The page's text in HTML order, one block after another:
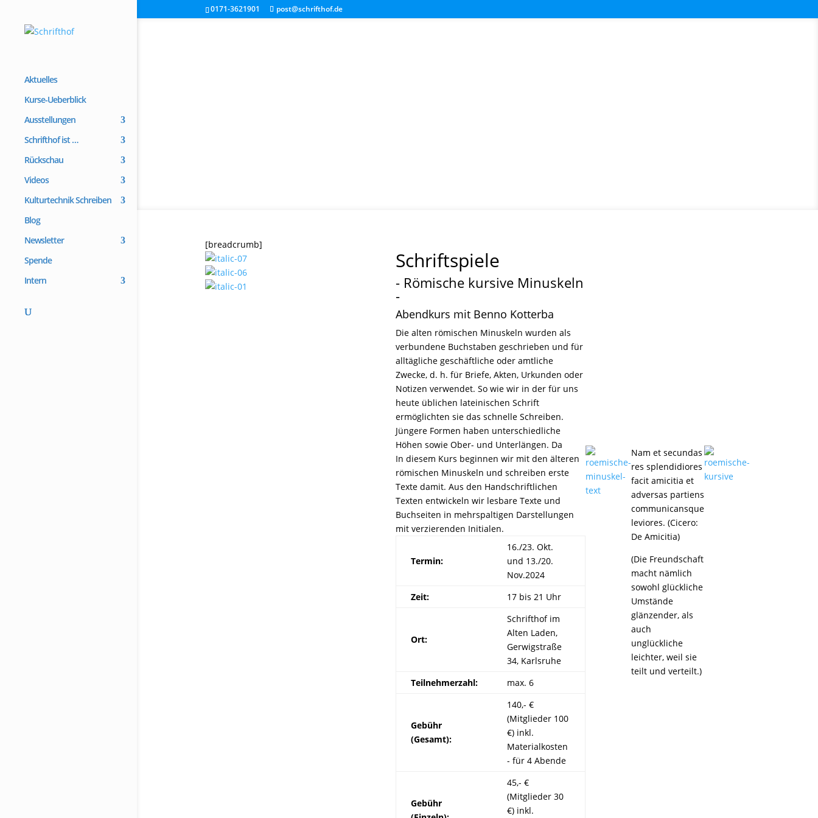
0171-3621901 post@schrifthof.de
Aktuelles
Kurse-Ueberblick
Ausstellungen
Schrifthof ist …
Rückschau
Videos
Kulturtechnik Schreiben
Blog
Newsletter
Spende
Intern
[breadcrumb]
Schriftspiele
- Römische kursive Minuskeln
-
Abendkurs mit Benno Kotterba
Die alten römischen Minuskeln wurden als
verbundene Buchstaben geschrieben und für
alltägliche geschäftliche oder amtliche
Zwecke, d. h. für Briefe, Akten, Urkunden oder
Notizen verwendet. So wie wir in der für uns
heute üblichen lateinischen Schrift
ermöglichten sie das schnelle Schreiben.
Jüngere Formen haben unterschiedliche
Höhen sowie Ober- und Unterlängen. Da
In diesem Kurs beginnen wir mit den älteren
römischen Minuskeln und schreiben erste
Texte damit. Aus den Handschriftlichen
Texten entwickeln wir lesbare Texte und
Buchseiten in mehrspaltigen Darstellungen
mit verzierenden Initialen.
Termin:
16./23. Okt.
und 13./20.
Nov.2024
Zeit:
17 bis 21 Uhr
Ort:
Schrifthof im
Alten Laden,
Gerwigstraße
34, Karlsruhe
Teilnehmerzahl:
max. 6
Gebühr
(Gesamt):
140,- €
(Mitglieder 100
€) inkl.
Materialkosten
- für 4 Abende
Gebühr
45,- €
(Mitglieder 30
€) inkl.
Nam et secundas
res splendidiores
facit amicitia et
adversas partiens
communicansque
leviores. (Cicero:
De Amicitia)
(Die Freundschaft
macht nämlich
sowohl glückliche
Umstände
glänzender, als
auch
unglückliche
leichter, weil sie
teilt und verteilt.)